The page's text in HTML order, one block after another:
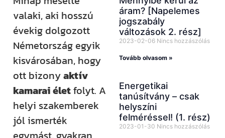
valaki, aki hosszú
évekig dolgozott
Németország egyik
kisvárosában, hogy
ott bizonyaktív
kamarai életfolyt. A
helyi szakemberek
jól ismerték
áram? [Napelemes
jogszabály
változások 2. rész]
2023-02-06 Nincs hozzászólás
Tovább olvasom »
Energetikai
tanúsítvány – csak
helyszíni
felméréssel! (1. rész)
2023-01-30 Nincs hozzászólás